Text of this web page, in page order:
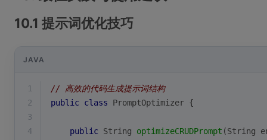
10.1 提示词优化技巧
JAVA
1
// 高效的代码生成提示词结构
2
public class PromptOptimizer {
3
4
public String optimizeCRUDPrompt (String